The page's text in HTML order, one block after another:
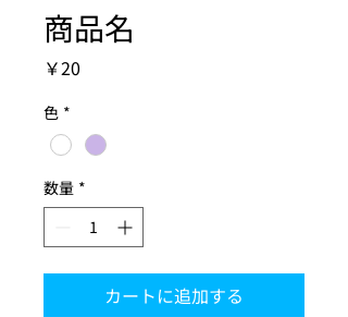
商品名
￥20
色 *
数量 *
カートに追加する